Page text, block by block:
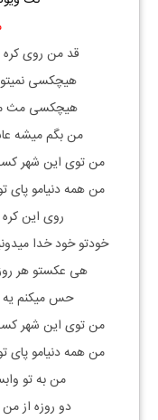
قد من روی
هیچکسی
هیچکسی مث
من بگم میشه
من توی این شهر کسی
من همه دنیامو پای
روی این
خودتو خود خدا
هی عکستو هر
حس میکنم یه
من توی این شهر کسی
من همه دنیامو پای
من به تو
دو روزه از